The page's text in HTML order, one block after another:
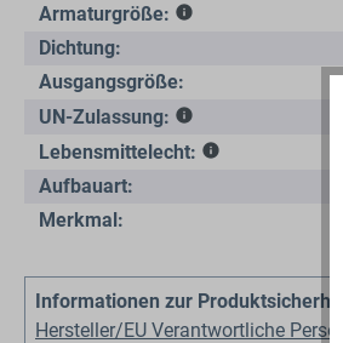
Armaturgröße:
Dichtung:
Ausgangsgröße:
UN-Zulassung:
Lebensmittelecht:
Aufbauart:
Merkmal:
Informationen zur Produktsicherheit
Hersteller/EU Verantwortliche Person